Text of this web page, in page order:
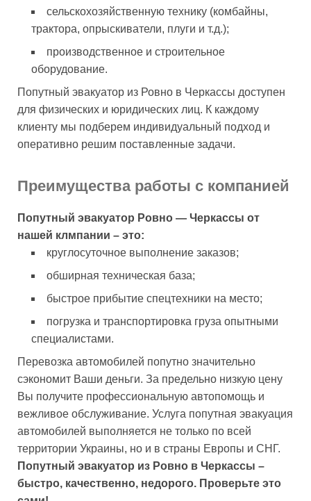
сельскохозяйственную технику (комбайны,
трактора, опрыскиватели, плуги и т.д.);
производственное и строительное
оборудование.
Попутный эвакуатор из Ровно в Черкассы доступен
для физических и юридических лиц. К каждому
клиенту мы подберем индивидуальный подход и
оперативно решим поставленные задачи.
Преимущества работы с компанией
Попутный эвакуатор Ровно — Черкассы от
нашей клмпании – это:
круглосуточное выполнение заказов;
обширная техническая база;
быстрое прибытие спецтехники на место;
погрузка и транспортировка груза опытными
специалистами.
Перевозка автомобилей попутно значительно
сэкономит Ваши деньги. За предельно низкую цену
Вы получите профессиональную автопомощь и
вежливое обслуживание. Услуга попутная эвакуация
автомобилей выполняется не только по всей
территории Украины, но и в страны Европы и СНГ.
Попутный эвакуатор из Ровно в Черкассы –
быстро, качественно, недорого. Проверьте это